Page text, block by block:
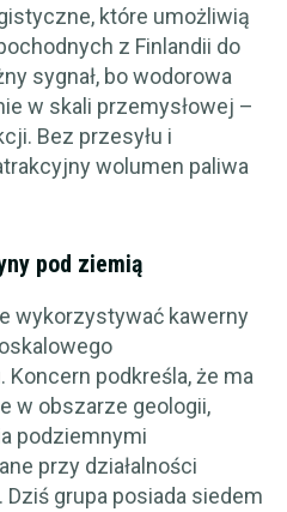
które umożliwią
z Finlandii do
sygnał, bo wodorowa
w skali przemysłowej –
Bez przesyłu i
wolumen paliwa
pod ziemią
wykorzystywać kawerny
podkreśla, że ma
w obszarze geologii,
podziemnymi
przy działalności
grupa posiada siedem